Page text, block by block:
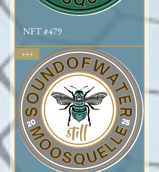
NFT #479
+++